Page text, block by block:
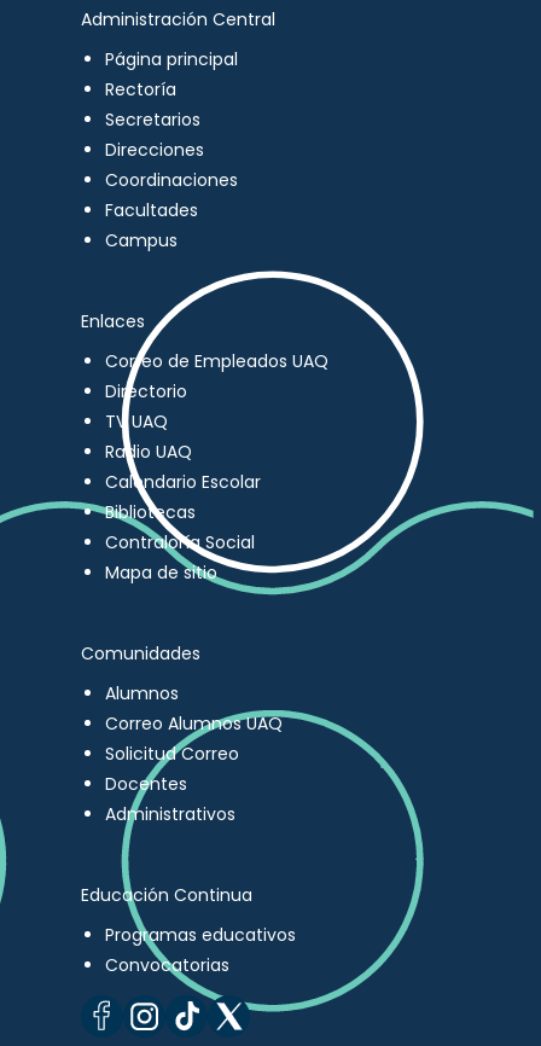
Administración Central
Página principal
Rectoría
Secretarios
Direcciones
Coordinaciones
Facultades
Campus
Enlaces
Correo de Empleados UAQ
Directorio
TV UAQ
Radio UAQ
Calendario Escolar
Bibliotecas
Contraloría Social
Mapa de sitio
Comunidades
Alumnos
Correo Alumnos UAQ
Solicitud Correo
Docentes
Administrativos
Educación Continua
Programas educativos
Convocatorias